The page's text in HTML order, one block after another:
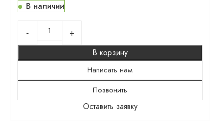
В наличии
В корзину
Написать нам
Позвонить
Оставить заявку